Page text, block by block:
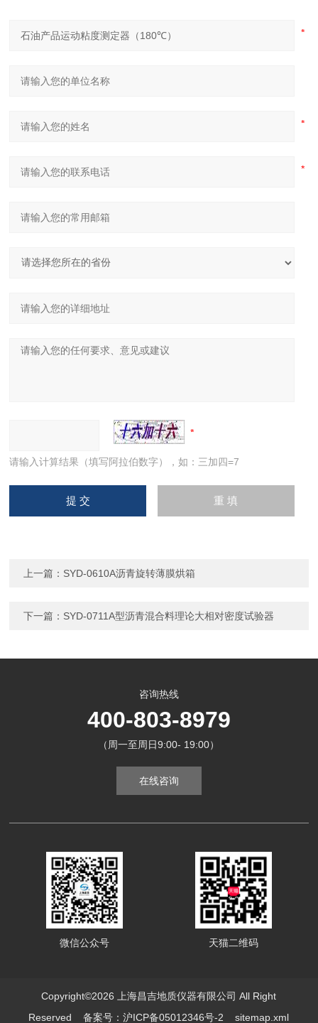
请输入计算结果（填写阿拉伯数字），如：三加四=7
上一篇： SYD-0610A沥青旋转薄膜烘箱
下一篇： SYD-0711A型沥青混合料理论大相对密度试验器
咨询热线
400-803-8979
（周一至周日9:00- 19:00）
在线咨询
微信公众号 天猫二维码
Copyright©2026 上海昌吉地质仪器有限公司 All Right
Reserved备案号：沪ICP备05012346号-2 sitemap.xml